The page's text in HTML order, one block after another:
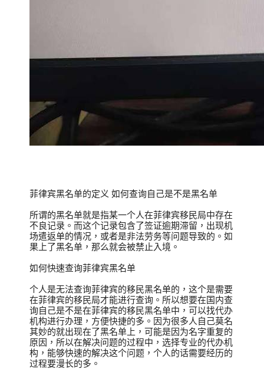
菲律宾黑名单的定义 如何查询自己是不是黑名单
所谓的黑名单就是指某一个人在菲律宾移民局中存在
不良记录。而这个记录包含了签证逾期滞留，出现机
场遣返单的情况，或者是非法劳务等问题导致的。如
果上了黑名单，那么就会被禁止入境。
如何快速查询菲律宾黑名单
个人是无法查询菲律宾的移民黑名单的，这个是需要
在菲律宾的移民局才能进行查询。所以想要在国内查
询自己是不是在菲律宾的移民黑名单中，可以找代办
机构进行办理，方便快捷的多。因为很多人自己莫名
其妙的就出现在了黑名单上，可能是因为名字重复的
原因，所以在解决问题的过程中，选择专业的代办机
构，能够快速的解决这个问题，个人的话需要经历的
过程要漫长的多。